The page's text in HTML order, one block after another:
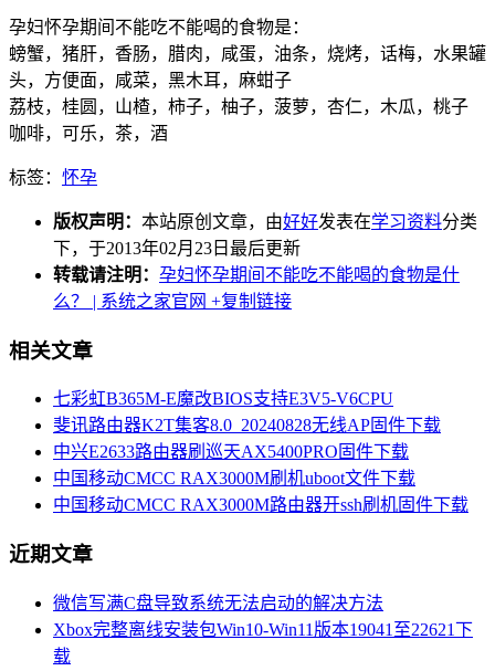
孕妇怀孕期间不能吃不能喝的食物是：
螃蟹，猪肝，香肠，腊肉，咸蛋，油条，烧烤，话梅，水果罐
头，方便面，咸菜，黑木耳，麻蚶子
荔枝，桂圆，山楂，柿子，柚子，菠萝，杏仁，木瓜，桃子
咖啡，可乐，茶，酒
标签： 怀孕
版权声明： 本站原创文章，由好好发表在学习资料分类
下，于2013年02月23日最后更新
转载请注明： 孕妇怀孕期间不能吃不能喝的食物是什
么？ | 系统之家官网 +复制链接
相关文章
七彩虹B365M-E魔改BIOS支持E3V5-V6CPU
斐讯路由器K2T集客8.0_20240828无线AP固件下载
中兴E2633路由器刷巡天AX5400PRO固件下载
中国移动CMCC RAX3000M刷机uboot文件下载
中国移动CMCC RAX3000M路由器开ssh刷机固件下载
近期文章
微信写满C盘导致系统无法启动的解决方法
Xbox完整离线安装包Win10-Win11版本19041至22621下
载